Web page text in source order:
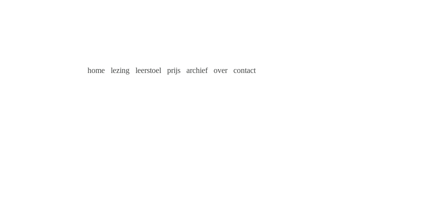
home lezing leerstoel prijs archief over contact